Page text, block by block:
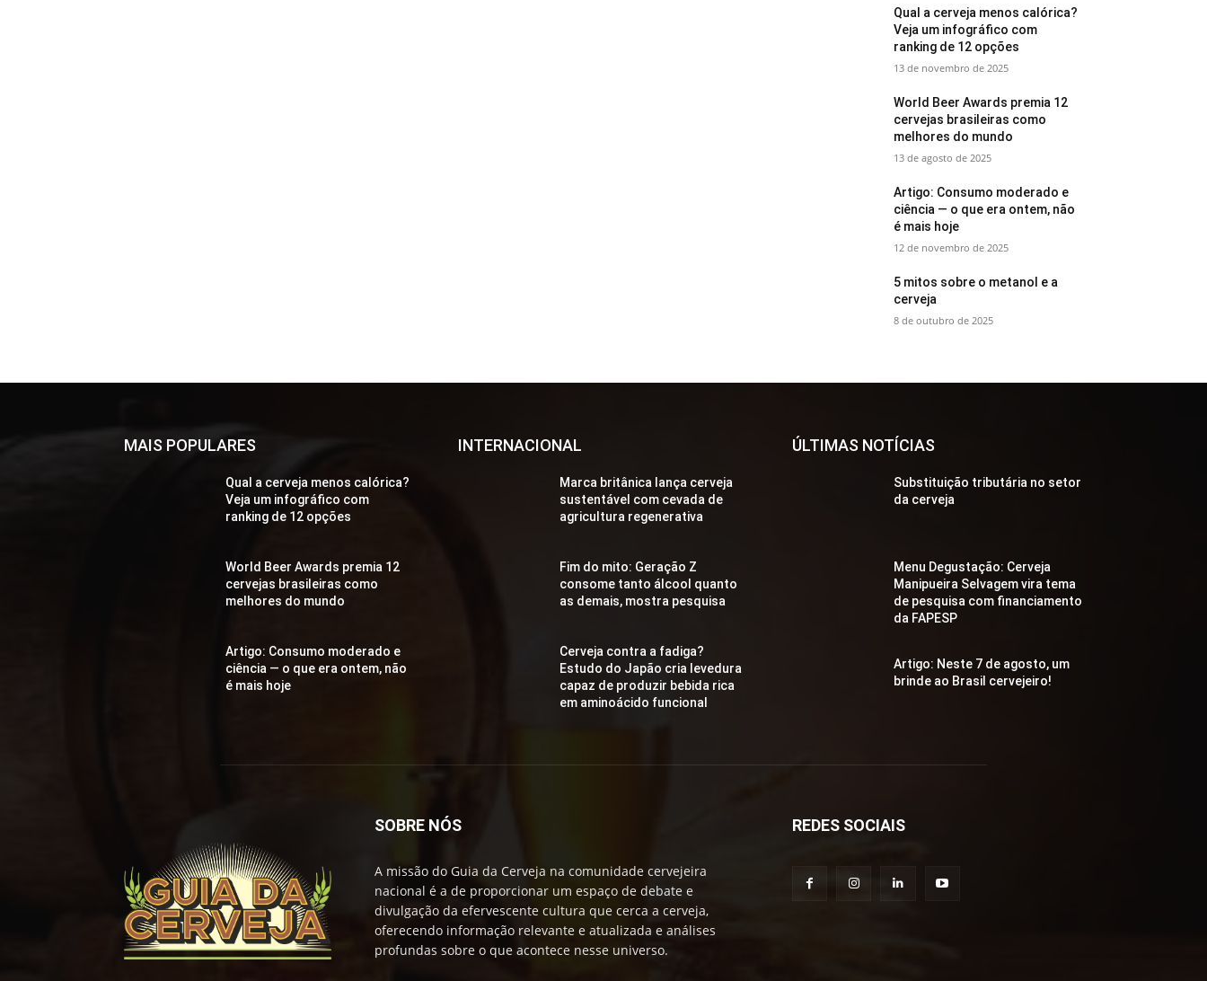
Qual a cerveja menos calórica?
Veja um infográfico com
ranking de 12 opções
13 de novembro de 2025
World Beer Awards premia 12
cervejas brasileiras como
melhores do mundo
13 de agosto de 2025
Artigo: Consumo moderado e
ciência — o que era ontem, não
é mais hoje
12 de novembro de 2025
5 mitos sobre o metanol e a
cerveja
8 de outubro de 2025
MAIS POPULARES
Qual a cerveja menos calórica?
Veja um infográfico com
ranking de 12 opções
World Beer Awards premia 12
cervejas brasileiras como
melhores do mundo
Artigo: Consumo moderado e
ciência — o que era ontem, não
é mais hoje
INTERNACIONAL
Marca britânica lança cerveja
sustentável com cevada de
agricultura regenerativa
Fim do mito: Geração Z
consome tanto álcool quanto
as demais, mostra pesquisa
Cerveja contra a fadiga?
Estudo do Japão cria levedura
capaz de produzir bebida rica
em aminoácido funcional
ÚLTIMAS NOTÍCIAS
Substituição tributária no setor
da cerveja
Menu Degustação: Cerveja
Manipueira Selvagem vira tema
de pesquisa com financiamento
da FAPESP
Artigo: Neste 7 de agosto, um
brinde ao Brasil cervejeiro!
SOBRE NÓS
A missão do Guia da Cerveja na comunidade cervejeira
nacional é a de proporcionar um espaço de debate e
divulgação da efervescente cultura que cerca a cerveja,
oferecendo informação relevante e atualizada e análises
profundas sobre o que acontece nesse universo.
REDES SOCIAIS